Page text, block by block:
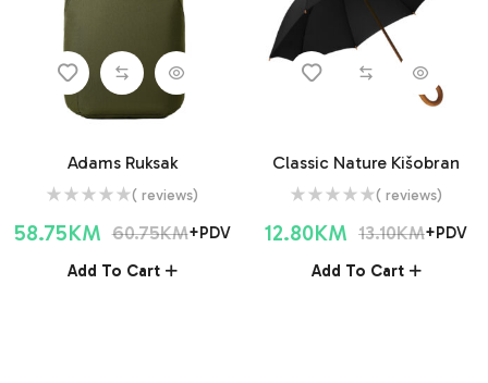
Adams Ruksak
( reviews)
60.75KM
58.75KM
+PDV
Add To Cart
Classic Nature Kišobran
( reviews)
13.10KM
12.80KM
+PDV
Add To Cart